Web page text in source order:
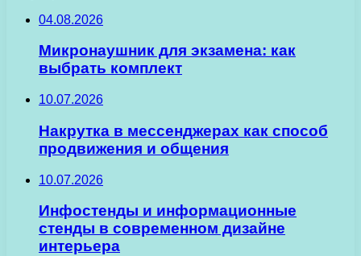
04.08.2026
Микронаушник для экзамена: как
выбрать комплект
10.07.2026
Накрутка в мессенджерах как способ
продвижения и общения
10.07.2026
Инфостенды и информационные
стенды в современном дизайне
интерьера